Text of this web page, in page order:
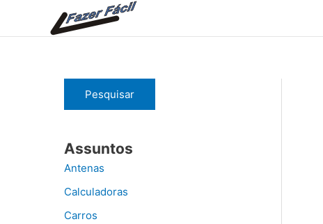
o
Pesquisar
Assuntos
Antenas
Calculadoras
Carros